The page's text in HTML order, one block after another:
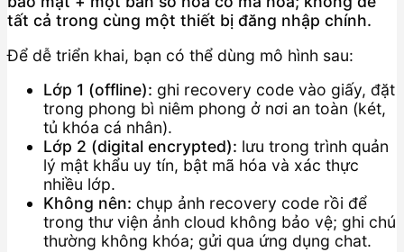
tất cả trong cùng một thiết bị đăng nhập chính.
Để dễ triển khai, bạn có thể dùng mô hình sau:
Lớp 1 (offline): ghi recovery code vào giấy, đặt
trong phong bì niêm phong ở nơi an toàn (két,
tủ khóa cá nhân).
Lớp 2 (digital encrypted): lưu trong trình quản
lý mật khẩu uy tín, bật mã hóa và xác thực
nhiều lớp.
Không nên: chụp ảnh recovery code rồi để
trong thư viện ảnh cloud không bảo vệ; ghi chú
thường không khóa; gửi qua ứng dụng chat.